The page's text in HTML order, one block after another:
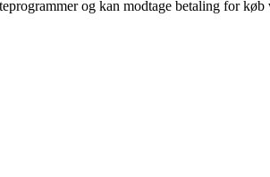
og kan modtage betaling for